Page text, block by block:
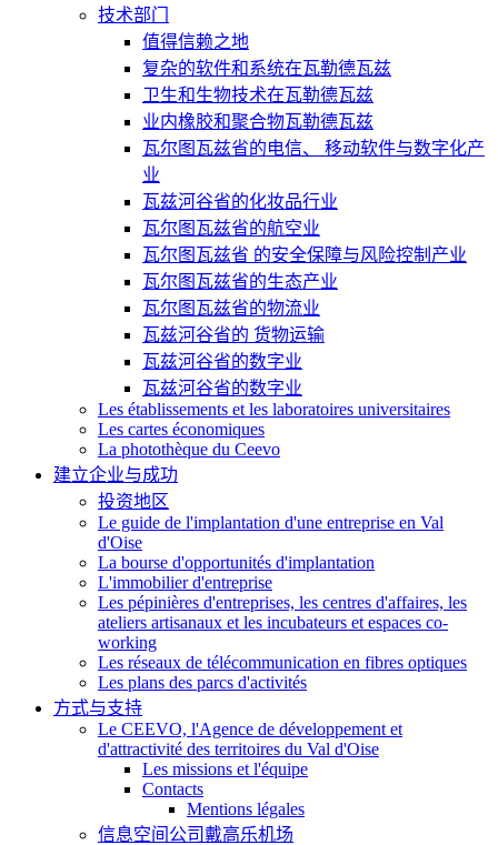
技术部门
值得信赖之地
复杂的软件和系统在瓦勒德瓦兹
卫生和生物技术在瓦勒德瓦兹
业内橡胶和聚合物瓦勒德瓦兹
瓦尔图瓦兹省的电信、 移动软件与数字化产
业
瓦兹河谷省的化妆品行业
瓦尔图瓦兹省的航空业
瓦尔图瓦兹省 的安全保障与风险控制产业
瓦尔图瓦兹省的生态产业
瓦尔图瓦兹省的物流业
瓦兹河谷省的 货物运输
瓦兹河谷省的数字业
瓦兹河谷省的数字业
Les établissements et les laboratoires universitaires
Les cartes économiques
La photothèque du Ceevo
建立企业与成功
投资地区
Le guide de l'implantation d'une entreprise en Val
d'Oise
La bourse d'opportunités d'implantation
L'immobilier d'entreprise
Les pépinières d'entreprises, les centres d'affaires, les
ateliers artisanaux et les incubateurs et espaces co-
working
Les réseaux de télécommunication en fibres optiques
Les plans des parcs d'activités
方式与支持
Le CEEVO, l'Agence de développement et
d'attractivité des territoires du Val d'Oise
Les missions et l'équipe
Contacts
Mentions légales
信息空间公司戴高乐机场